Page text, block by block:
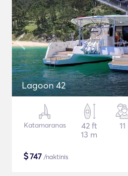
Lagoon 42
Katamaranas
42 ft
13 m
11
$747 /naktinis